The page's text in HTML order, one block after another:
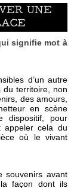
UNE
signifie mot à
d’un autre
du territoire, non
des amours,
en scène
dispositif, pour
appeler cela du
où le vivant
souvenirs avant
façon dont ils